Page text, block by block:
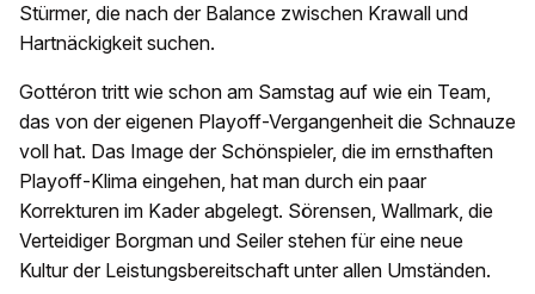
Stürmer, die nach der Balance zwischen Krawall und
Hartnäckigkeit suchen.
Gottéron tritt wie schon am Samstag auf wie ein Team,
das von der eigenen Playoff-Vergangenheit die Schnauze
voll hat. Das Image der Schönspieler, die im ernsthaften
Playoff-Klima eingehen, hat man durch ein paar
Korrekturen im Kader abgelegt. Sörensen, Wallmark, die
Verteidiger Borgman und Seiler stehen für eine neue
Kultur der Leistungsbereitschaft unter allen Umständen.